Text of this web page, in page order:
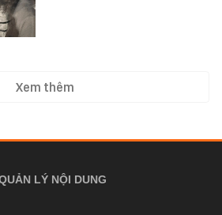
Xem thêm
LÝ NỘI DUNG